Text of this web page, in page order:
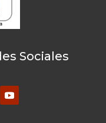
Sociales